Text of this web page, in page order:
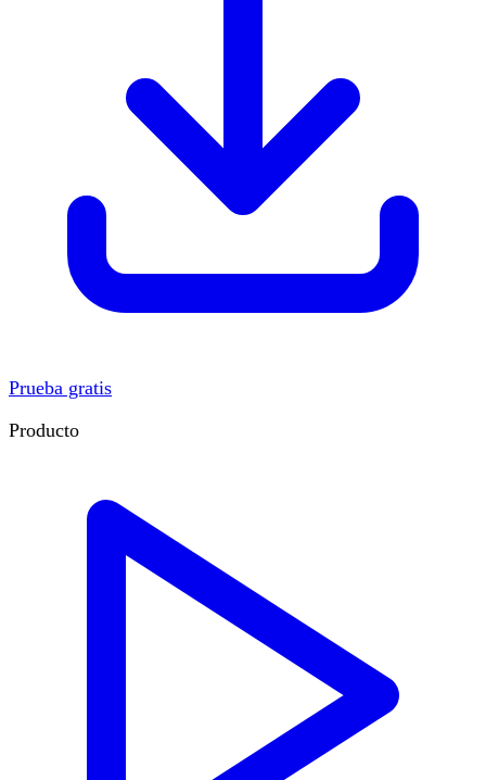
Prueba gratis
Producto